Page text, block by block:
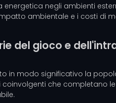
energetica negli ambienti
ambientale e i costi di
del gioco e
in modo significativo la
che completano